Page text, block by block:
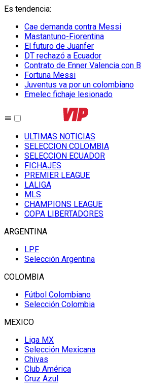
Es tendencia:
Cae demanda contra Messi
Mastantuno-Fiorentina
El futuro de Juanfer
DT rechazó a Ecuador
Contrato de Enner Valencia con
Fortuna Messi
Juventus va por un colombiano
Emelec fichaje lesionado
ULTIMAS NOTICIAS
SELECCION COLOMBIA
SELECCION ECUADOR
FICHAJES
PREMIER LEAGUE
LALIGA
MLS
CHAMPIONS LEAGUE
COPA LIBERTADORES
ARGENTINA
LPF
Selección Argentina
COLOMBIA
Fútbol Colombiano
Selección Colombia
MEXICO
Liga MX
Selección Mexicana
Chivas
Club América
Cruz Azul